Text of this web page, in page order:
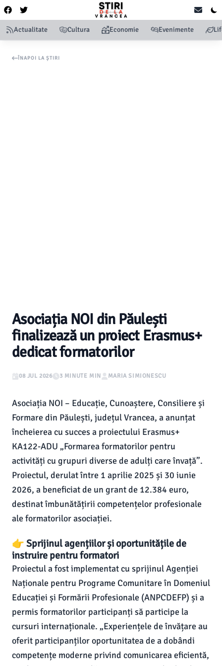
Actualitate Cultura Economie Evenimente
ÎNAPOI LA ȘTIRI
Asociația NOI din Păulești
finalizează un proiect Erasmus+
dedicat formatorilor
08 JUL 2026 3 MINUTE MIN MARIA SIMIONESCU
Asociația NOI – Educație, Cunoaștere, Consiliere și
Formare din Păulești, județul Vrancea, a anunțat
încheierea cu succes a proiectului Erasmus+
KA122-ADU „Formarea formatorilor pentru
activități cu grupuri diverse de adulți care învață”.
Proiectul, derulat între 1 aprilie 2025 și 30 iunie
2026, a beneficiat de un grant de 12.384 euro,
destinat îmbunătățirii competențelor profesionale
ale formatorilor asociației.
👉 Sprijinul agențiilor și oportunitățile de
instruire pentru formatori
Proiectul a fost implementat cu sprijinul Agenției
Naționale pentru Programe Comunitare în Domeniul
Educației și Formării Profesionale (ANPCDEFP) și a
permis formatorilor participanți să participe la
cursuri internaționale. „Experiențele de învățare au
oferit participanților oportunitatea de a dobândi
competențe moderne privind comunicarea eficientă,